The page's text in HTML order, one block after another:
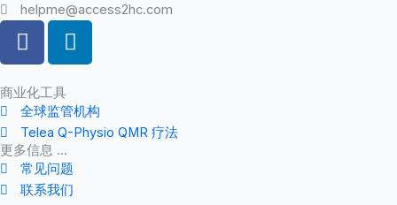
helpme@access2hc.com
F
a
e
b
o
o
k
L
i
e
d
i
n
商业化工具
全球监管机构
Telea Q-Physio QMR 疗法
更多信息 ...
常见问题
联系我们